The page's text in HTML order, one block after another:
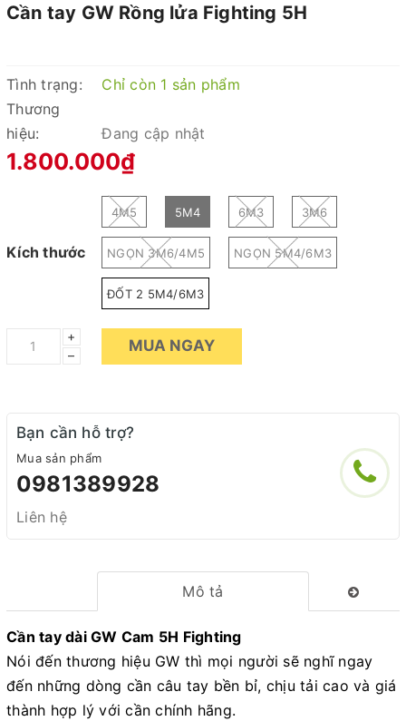
Cần tay GW Rồng lửa Fighting 5H
Tình trạng:
Chỉ còn 1 sản phẩm
Thương
hiệu:
Đang cập nhật
1.800.000₫
Kích thước
4M5 5M4 6M3 3M6
NGỌN 3M6/4M5 NGỌN 5M4/6M3
ĐỐT 2 5M4/6M3
+
–
MUA NGAY
Bạn cần hỗ trợ?
Mua sản phẩm
0981389928
Liên hệ
Mô tả
Cần tay dài GW Cam 5H Fighting
Nói đến thương hiệu GW thì mọi người sẽ nghĩ ngay
đến những dòng cần câu tay bền bỉ, chịu tải cao và giá
thành hợp lý với cần chính hãng.